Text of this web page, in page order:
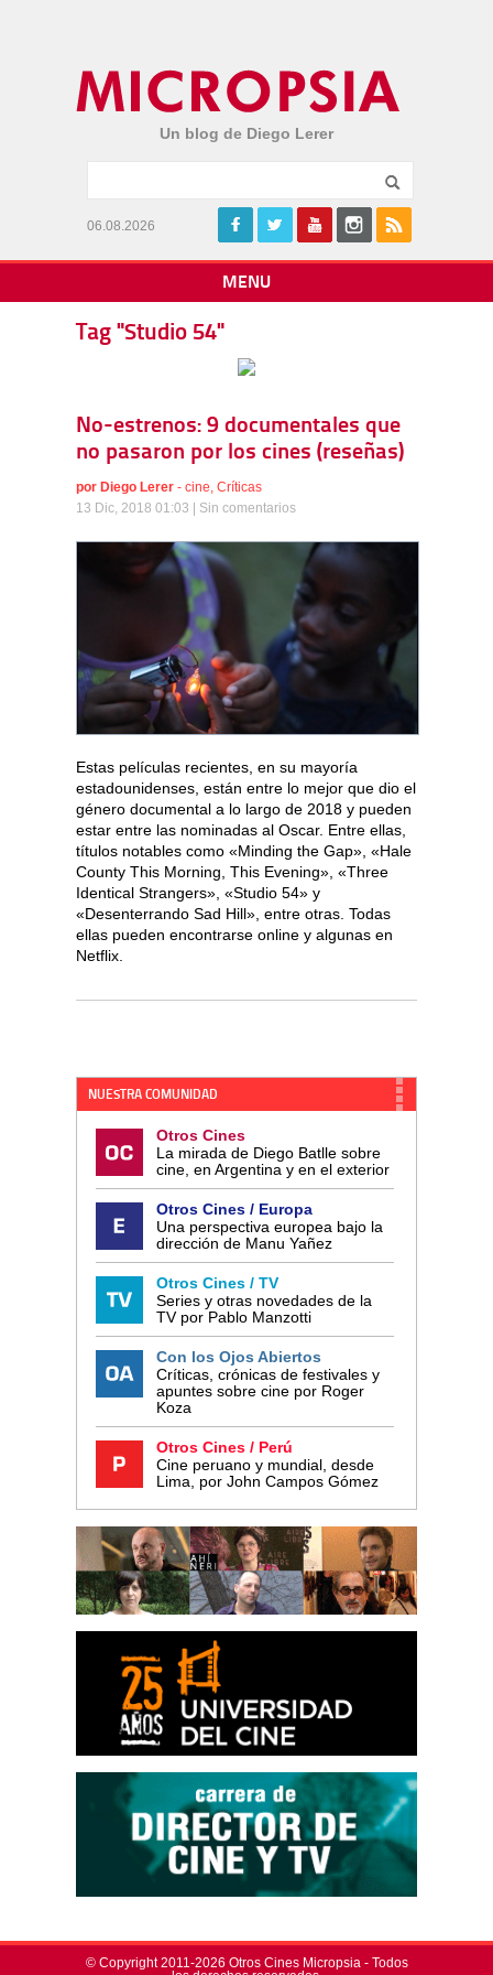
Un blog de Diego Lerer
06.08.2026
MENU
Tag "Studio 54"
No-estrenos: 9 documentales que
no pasaron por los cines (reseñas)
por Diego Lerer - cine, Críticas
13 Dic, 2018 01:03 | Sin comentarios
Estas películas recientes, en su mayoría
estadounidenses, están entre lo mejor que dio el
género documental a lo largo de 2018 y pueden
estar entre las nominadas al Oscar. Entre ellas,
títulos notables como «Minding the Gap», «Hale
County This Morning, This Evening», «Three
Identical Strangers», «Studio 54» y
«Desenterrando Sad Hill», entre otras. Todas
ellas pueden encontrarse online y algunas en
Netflix.
NUESTRA COMUNIDAD
Otros Cines
La mirada de Diego Batlle sobre
cine, en Argentina y en el exterior
Otros Cines / Europa
Una perspectiva europea bajo la
dirección de Manu Yañez
Otros Cines / TV
Series y otras novedades de la
TV por Pablo Manzotti
Con los Ojos Abiertos
Críticas, crónicas de festivales y
apuntes sobre cine por Roger
Koza
Otros Cines / Perú
Cine peruano y mundial, desde
Lima, por John Campos Gómez
© Copyright 2011-2026 Otros Cines Micropsia - Todos